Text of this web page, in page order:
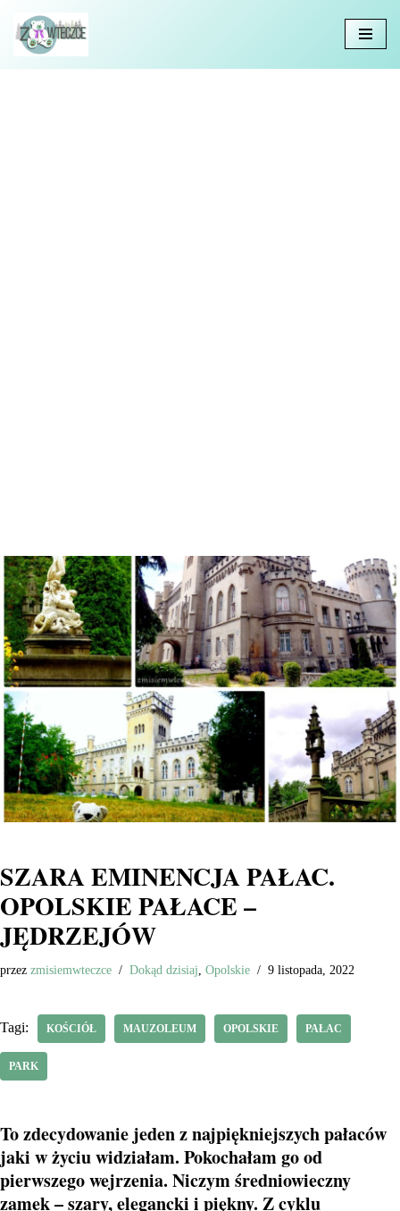
Przejdź
SZARA EMINENCJA PAŁAC.
OPOLSKIE PAŁACE –
JĘDRZEJÓW
przez zmisiemwteczce Dokąd dzisiaj, Opolskie 9 listopada, 2022
Tagi: KOŚCIÓŁ MAUZOLEUM OPOLSKIE PAŁAC
PARK
To zdecydowanie jeden z najpiękniejszych pałaców
jaki w życiu widziałam. Pokochałam go od
pierwszego wejrzenia. Niczym średniowieczny
zamek – szary, elegancki i piękny. Z cyklu